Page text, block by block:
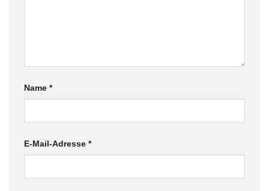
Name *
E-Mail-Adresse *